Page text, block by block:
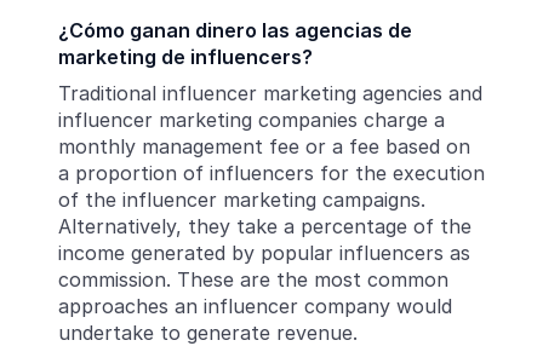
¿Cómo ganan dinero las agencias de
marketing de influencers?
Traditional influencer marketing agencies and
influencer marketing companies charge a
monthly management fee or a fee based on
a proportion of influencers for the execution
of the influencer marketing campaigns.
Alternatively, they take a percentage of the
income generated by popular influencers as
commission. These are the most common
approaches an influencer company would
undertake to generate revenue.